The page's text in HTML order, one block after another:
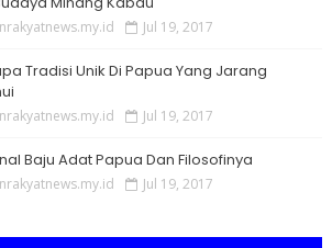
Jul 19, 2017
Tradisi Unik Di Papua Yang Jarang
Jul 19, 2017
Baju Adat Papua Dan Filosofinya
Jul 19, 2017